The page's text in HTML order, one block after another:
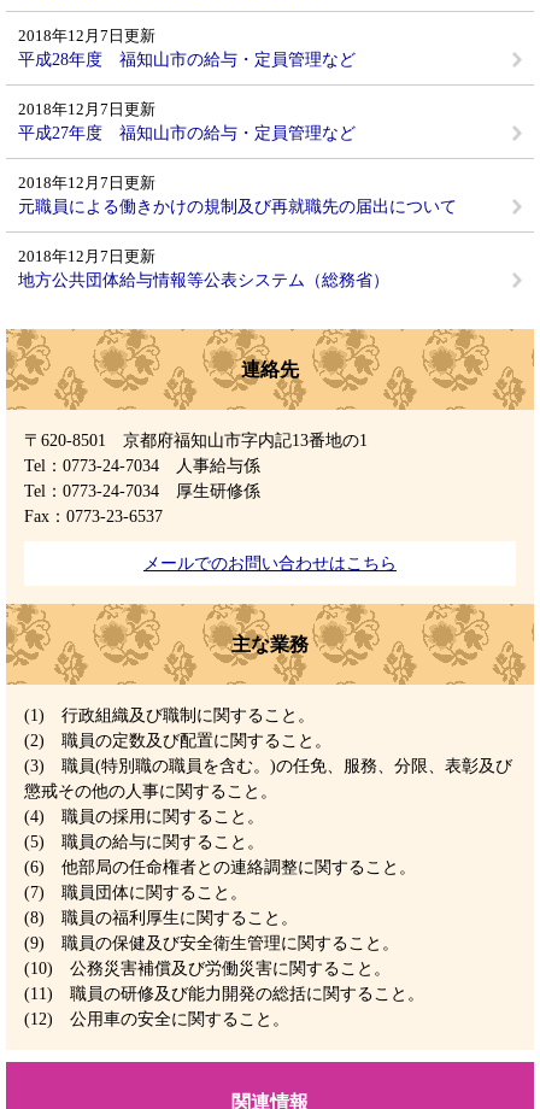
2018年12月7日更新
平成28年度 福知山市の給与・定員管理など
2018年12月7日更新
平成27年度 福知山市の給与・定員管理など
2018年12月7日更新
元職員による働きかけの規制及び再就職先の届出について
2018年12月7日更新
地方公共団体給与情報等公表システム（総務省）
連絡先
〒620-8501 京都府福知山市字内記13番地の1
Tel：0773-24-7034
人事給与係
Tel：0773-24-7034
厚生研修係
Fax：0773-23-6537
メールでのお問い合わせはこちら
主な業務
(1) 行政組織及び職制に関すること。
(2) 職員の定数及び配置に関すること。
(3) 職員(特別職の職員を含む。)の任免、服務、分限、表彰及び
懲戒その他の人事に関すること。
(4) 職員の採用に関すること。
(5) 職員の給与に関すること。
(6) 他部局の任命権者との連絡調整に関すること。
(7) 職員団体に関すること。
(8) 職員の福利厚生に関すること。
(9) 職員の保健及び安全衛生管理に関すること。
(10) 公務災害補償及び労働災害に関すること。
(11) 職員の研修及び能力開発の総括に関すること。
(12) 公用車の安全に関すること。
関連情報